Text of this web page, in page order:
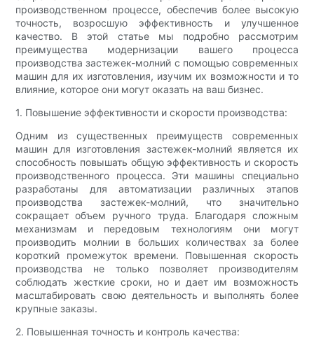
производственном процессе, обеспечив более высокую
точность, возросшую эффективность и улучшенное
качество. В этой статье мы подробно рассмотрим
преимущества модернизации вашего процесса
производства застежек-молний с помощью современных
машин для их изготовления, изучим их возможности и то
влияние, которое они могут оказать на ваш бизнес.
1. Повышение эффективности и скорости производства:
Одним из существенных преимуществ современных
машин для изготовления застежек-молний является их
способность повышать общую эффективность и скорость
производственного процесса. Эти машины специально
разработаны для автоматизации различных этапов
производства застежек-молний, что значительно
сокращает объем ручного труда. Благодаря сложным
механизмам и передовым технологиям они могут
производить молнии в больших количествах за более
короткий промежуток времени. Повышенная скорость
производства не только позволяет производителям
соблюдать жесткие сроки, но и дает им возможность
масштабировать свою деятельность и выполнять более
крупные заказы.
2. Повышенная точность и контроль качества: